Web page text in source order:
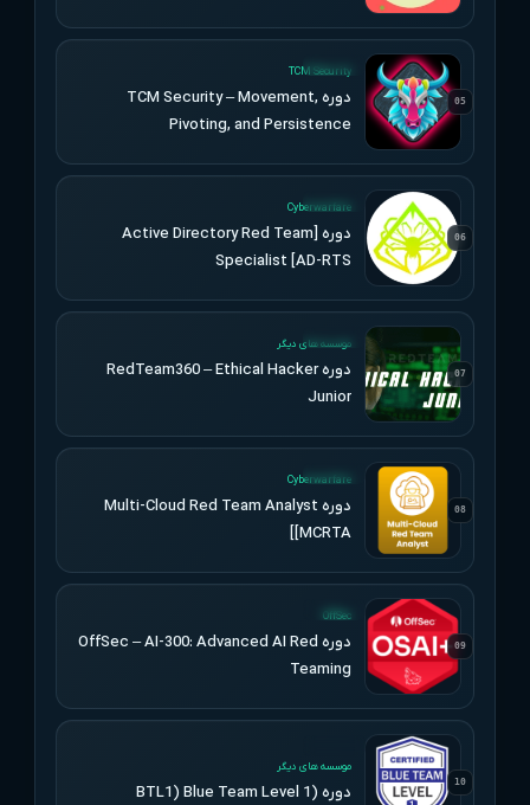
05
UPDATED
TCM Security
دوره TCM Security – Movement,
Pivoting, and Persistence
06
UPDATED
Cyberwarfare
دوره [Active Directory Red Team
Specialist [AD-RTS
07
موسسه های دیگر
دوره RedTeam360 – Ethical Hacker
Junior
08
UPDATED
Cyberwarfare
دوره Multi-Cloud Red Team Analyst
[MCRTA]
09
UPDATED
OffSec
دوره OffSec – AI-300: Advanced AI Red
Teaming
10
موسسه های دیگر
دوره (BTL1) Blue Team Level 1